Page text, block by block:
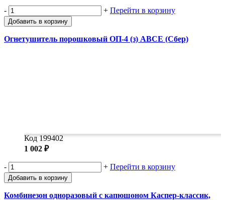
- + Перейти в корзину
Добавить в корзину
Огнетушитель порошковый ОП-4 (з) АВСЕ (Сбер)
Код 199402
1 002 ₽
- + Перейти в корзину
Добавить в корзину
Комбинезон одноразовый с капюшоном Каспер-классик,